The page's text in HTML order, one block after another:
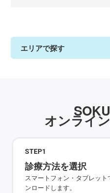
エリアで探す
オンライ
STEP1
診療方法を選択
スマートフォン・タブレッ
ンロードします。